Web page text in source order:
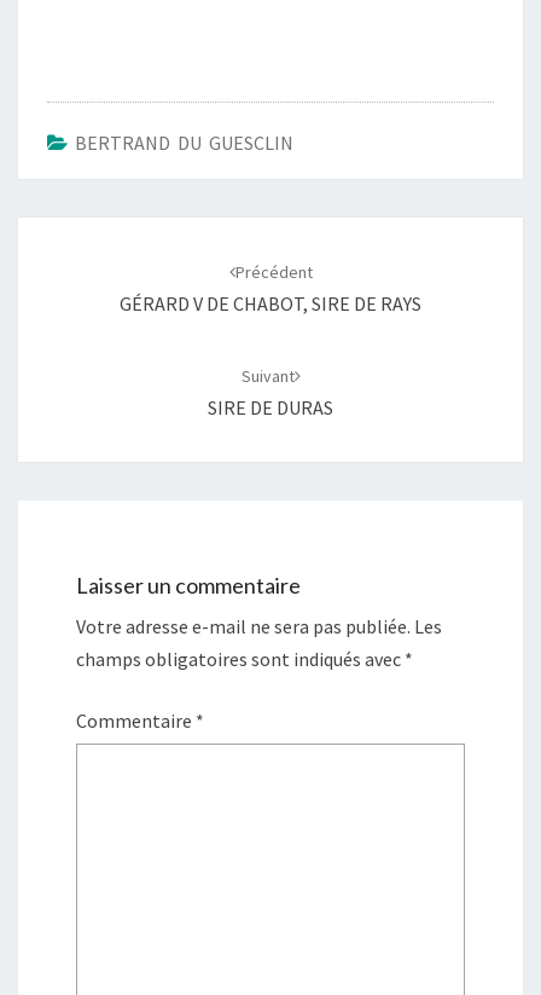
BERTRAND DU GUESCLIN
Précédent
GÉRARD V DE CHABOT, SIRE DE RAYS
Suivant
SIRE DE DURAS
Laisser un commentaire
Votre adresse e-mail ne sera pas publiée. Les
champs obligatoires sont indiqués avec *
Commentaire *